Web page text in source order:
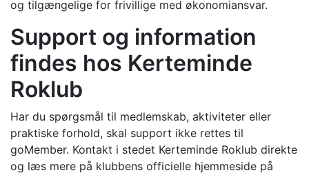
og tilgængelige for frivillige med økonomiansvar.
Support og information
findes hos Kerteminde
Roklub
Har du spørgsmål til medlemskab, aktiviteter eller
praktiske forhold, skal support ikke rettes til
goMember. Kontakt i stedet Kerteminde Roklub direkte
og læs mere på klubbens officielle hjemmeside på